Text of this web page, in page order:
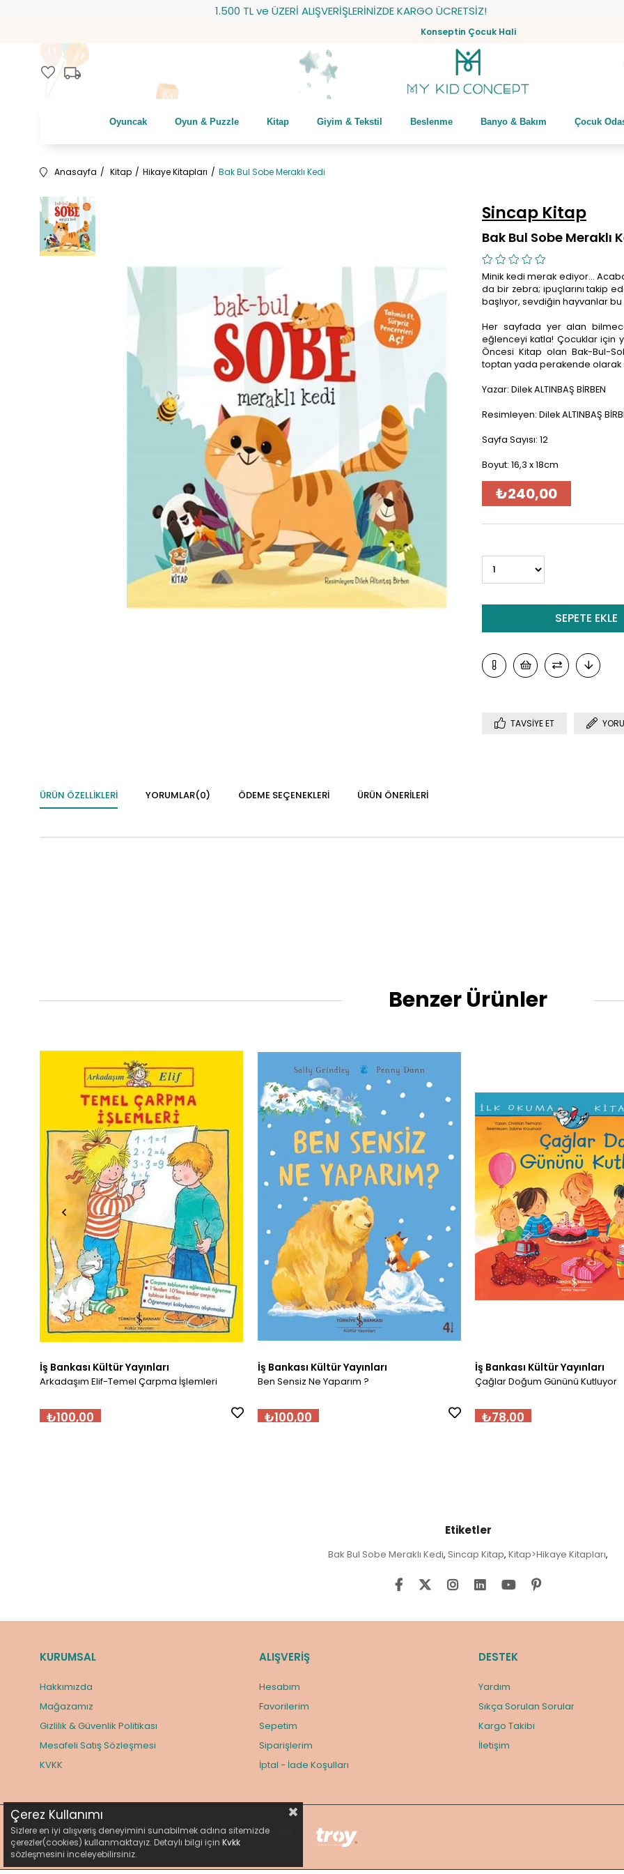
1.500 TL ve ÜZERİ ALIŞVERİŞLERİNİZDE KARGO ÜCRETSİZ!
Konseptin Çocuk Hali
favorite local_shipping
Oyuncak Oyun & Puzzle Kitap Giyim & Tekstil Beslenme Banyo & Bakım Çocuk
Anasayfa Kitap Hikaye Kitapları Bak Bul Sobe Meraklı Kedi
Sincap Kitap
Bak Bul Sobe Meraklı
Minik kedi merak ediyor…
da bir zebra; ipuçlarını takip
başlıyor, sevdiğin hayvanlar bu
Her sayfada yer alan
eğlenceyi katla! Çocuklar için
Öncesi Kitap olan Bak-Bul-
toptan yada perakende olarak
Yazar: Dilek ALTINBAŞ BİRBEN
Resimleyen: Dilek ALTINBAŞ
Sayfa Sayısı: 12
Boyut: 16,3 x 18cm
₺240,00
TAVSIYE ET
ÜRÜN ÖZELLIKLERI YORUMLAR(0) ÖDEME SEÇENEKLERI ÜRÜN ÖNERILERI
Benzer Ürünler
İş Bankası Kültür Yayınları
Arkadaşım Elif-Temel Çarpma İşlemleri
₺100,00
İş Bankası Kültür Yayınları
Ben Sensiz Ne Yaparım ?
₺100,00
İş Bankası Kültür Yayınları
Çağlar Doğum Gününü Kutluyor
₺78,00
Etiketler
Bak Bul Sobe Meraklı Kedi, Sincap Kitap, Kitap>Hikaye Kitapları,
KURUMSAL
Hakkımızda
Mağazamız
Gizlilik & Güvenlik Politikası
Mesafeli Satış Sözleşmesi
KVKK
ALIŞVERİŞ
Hesabım
Favorilerim
Sepetim
Siparişlerim
İptal - İade Koşulları
DESTEK
Yardım
Sıkça Sorulan Sorular
Kargo Takibi
İletişim
Çerez Kullanımı
Sizlere en iyi alışveriş deneyimini sunabilmek adına sitemizde
çerezler(cookies) kullanmaktayız. Detaylı bilgi için Kvkk
sözleşmesini inceleyebilirsiniz.